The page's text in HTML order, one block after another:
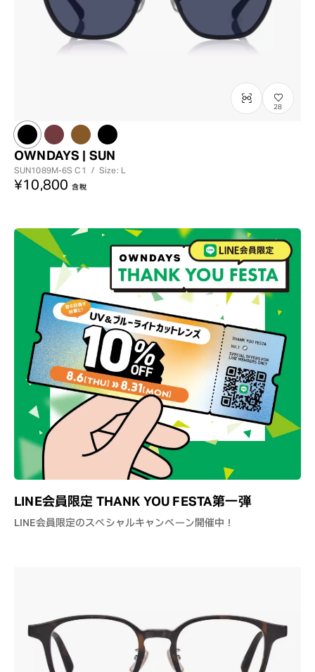
LINE会員限定 THANK YOU FESTA第一弾
LINE会員限定のスペシャルキャンペーン開催中！
28
OWNDAYS | SUN
SUN1089M-6SC1 / Size: L
¥10,800 含稅